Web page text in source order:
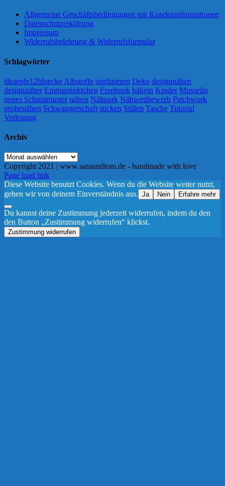
Allgemeine Geschäftsbedingungen mit Kundeninformationen
Datenschutzerklärung
Impressum
Widerrufsbelehrung & Widerrufsformular
Schlagwörter
6koepfe12bloecke Albstoffe applizieren Deko designnähen
designnäher Emmapünktchen Freebook häkeln Kinder Musselin
neues Schnittmuster nähen Nähpark Nähwettbewerb Patchwork
probenähen Schwangerschaft sticken Stillen Tasche Tutorial
Verlosung
Archiv
Archiv
Copyright 2021 | www.saraundtom.de - handmade with love
Instagram
Page load link
Diese Website benutzt Cookies. Wenn du die Website weiter nutzt,
gehen wir von deinem Einverständnis aus. Ja Nein Erfahre mehr
Du kannst deine Zustimmung jederzeit widerrufen, indem du den
den Button „Zustimmung widerrufen“ klickst.
Zustimmung widerrufen